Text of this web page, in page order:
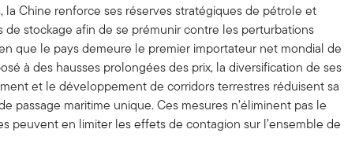
la Chine renforce ses réserves stratégiques de pétrole et
de stockage afin de se prémunir contre les perturbations
que le pays demeure le premier importateur net mondial de
à des hausses prolongées des prix, la diversification de ses
et le développement de corridors terrestres réduisent sa
passage maritime unique. Ces mesures n’éliminent pas le
peuvent en limiter les effets de contagion sur l’ensemble de